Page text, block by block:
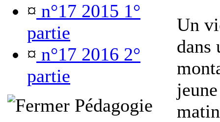
¤ n°17 2015 1°
partie
¤ n°17 2016 2°
partie
Pédagogie
Un
dans